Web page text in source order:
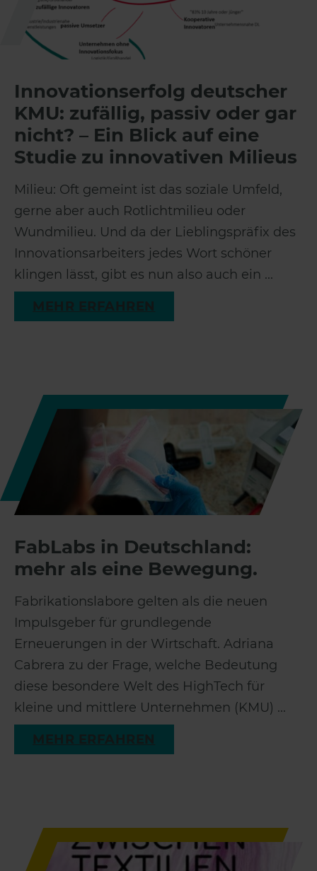
Innovationserfolg deutscher
KMU: zufällig, passiv oder gar
nicht? – Ein Blick auf eine
Studie zu innovativen Milieus
Milieu: Oft gemeint ist das soziale Umfeld,
gerne aber auch Rotlichtmilieu oder
Wundmilieu. Und da der Lieblingspräfix des
Innovationsarbeiters jedes Wort schöner
klingen lässt, gibt es nun also auch ein ...
FabLabs in Deutschland:
mehr als eine Bewegung.
Fabrikationslabore gelten als die neuen
Impulsgeber für grundlegende
Erneuerungen in der Wirtschaft. Adriana
Cabrera zu der Frage, welche Bedeutung
diese besondere Welt des HighTech für
kleine und mittlere Unternehmen (KMU) ...